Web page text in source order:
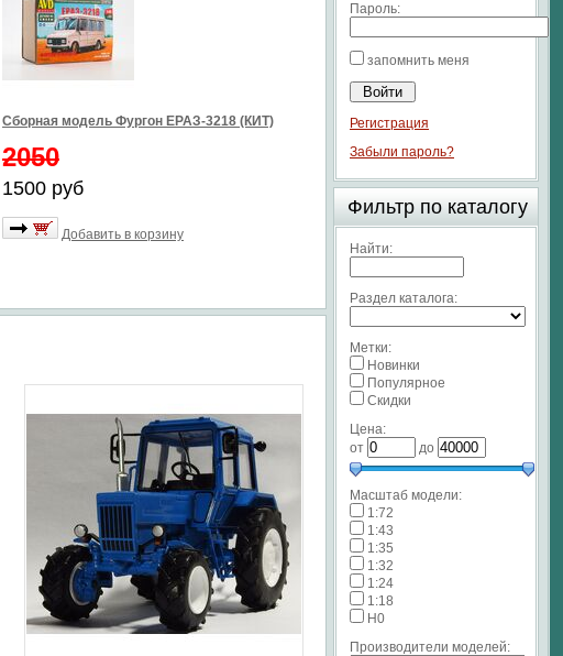
Сборная модель Фургон ЕРАЗ-3218 (КИТ)
2050
1500 руб
Добавить в корзину
Пароль:
запомнить меня
Регистрация
Забыли пароль?
Фильтр по каталогу
Найти:
Раздел каталога:
Метки:
Новинки
Популярное
Скидки
Цена:
от
до
Масштаб модели:
1:72
1:43
1:35
1:32
1:24
1:18
H0
Производители моделей: